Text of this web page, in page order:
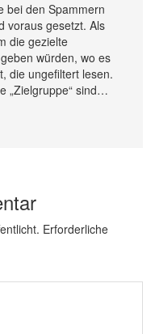
bei den Spammern
voraus gesetzt. Als
die gezielte
würden, wo es
die ungefiltert lesen.
„Zielgruppe“ sind…
Erforderliche